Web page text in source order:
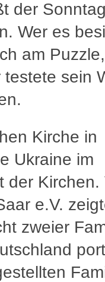
der
Wer es
am Puzzle,
sein
Kirche in
Ukraine im
der Kirchen.
e.V.
zweier